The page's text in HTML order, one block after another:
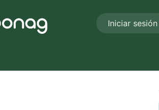
Iniciar sesión